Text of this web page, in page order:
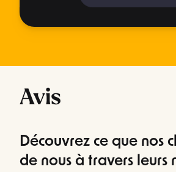
Avis
Découvrez ce que nos
de nous à travers leurs